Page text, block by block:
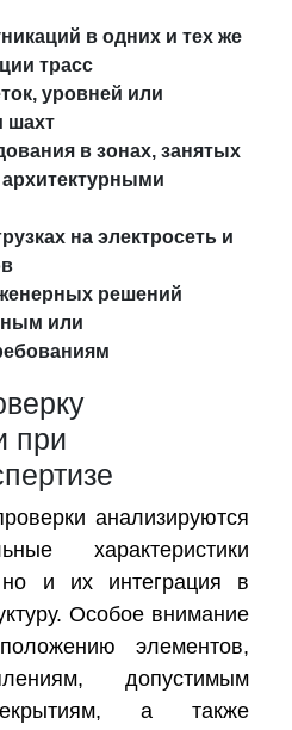
в одних и тех же
трасс
уровней или
шахт
в зонах, занятых
на электросеть и
решений
или
при
анализируются
характеристики
и их интеграция в
Особое внимание
элементов,
допустимым
а также